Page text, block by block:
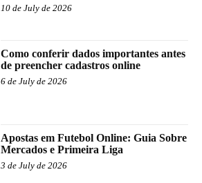
10 de July de 2026
Como conferir dados importantes antes
de preencher cadastros online
6 de July de 2026
Apostas em Futebol Online: Guia Sobre
Mercados e Primeira Liga
3 de July de 2026